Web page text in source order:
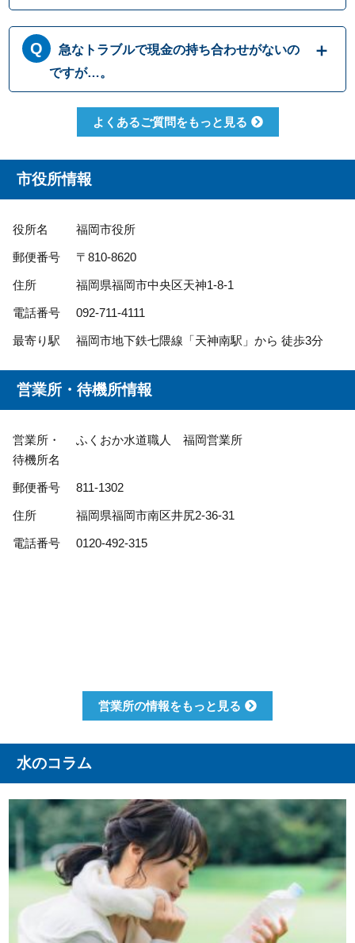
もお電話ください。
現場近くのスタッフが空いている場合、最短1
5分～45分程度で急行いたします。お伺いする
スタッフの現場住所や予約状況、交通状況な
どによりもう少しお時間をいただく場合がご
ざいます。
急なトラブルで現金の持ち合わせがないの
ですが…。
は現金以外にも、クレジットカード・銀行振
た方法をお選びいただけますので、ご安心く
よくあるご質問をもっと見る
市役所情報
役所名 福岡市役所
郵便番号 〒810-8620
住所 福岡県福岡市中央区天神1-8-1
電話番号 092-711-4111
最寄り駅 福岡市地下鉄七隈線「天神南駅」から 徒歩3分
営業所・待機所情報
営業所・
待機所名
ふくおか水道職人 福岡営業所
郵便番号 811-1302
住所 福岡県福岡市南区井尻2-36-31
電話番号 0120-492-315
営業所の情報をもっと見る
水のコラム